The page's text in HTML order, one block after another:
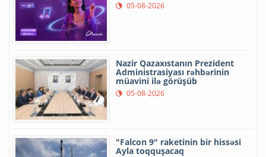
05-08-2026
Nazir Qazaxıstanın Prezident
Administrasiyası rəhbərinin
müavini ilə görüşüb
05-08-2026
"Falcon 9" raketinin bir hissəsi
Ayla toqquşacaq